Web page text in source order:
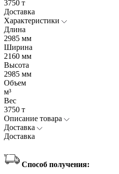
3750 т
Доставка
Характеристики
Длина
2985 мм
Ширина
2160 мм
Высота
2985 мм
Объем
м³
Вес
3750 т
Описание товара
Доставка
Доставка
Способ получения: